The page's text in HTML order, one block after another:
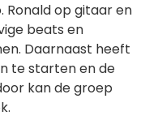
Ronald op gitaar en
beats en
Daarnaast heeft
te starten en de
kan de groep